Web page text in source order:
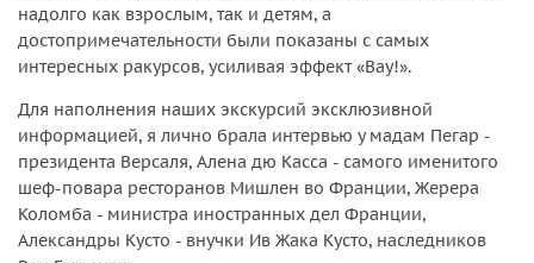
надолго как взрослым, так и детям, а
достопримечательности были показаны с самых
интересных ракурсов, усиливая эффект «Вау!».
Для наполнения наших экскурсий эксклюзивной
информацией, я лично брала интервью у мадам Пегар -
президента Версаля, Алена дю Касса - самого именитого
шеф-повара ресторанов Мишлен во Франции, Жерера
Коломба - министра иностранных дел Франции,
Александры Кусто - внучки Ив Жака Кусто, наследников